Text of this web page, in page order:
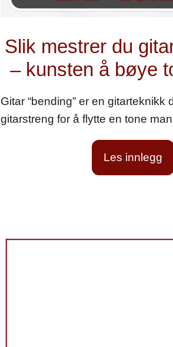
Slik mestrer du
– kunsten å bøye
Gitar “bending” er en gitarteknikk
gitarstreng for å flytte en tone
Les innlegg